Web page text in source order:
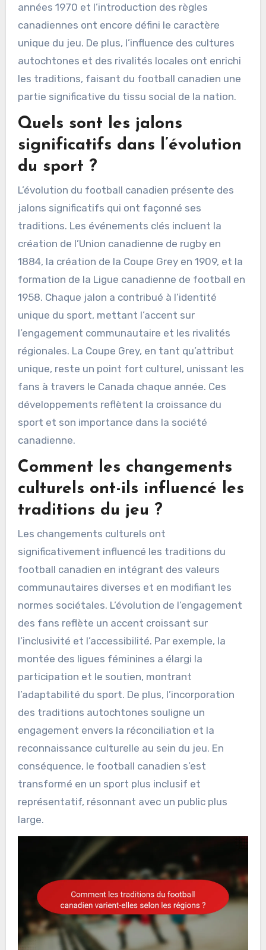
années 1970 et l’introduction des règles
canadiennes ont encore défini le caractère
unique du jeu. De plus, l’influence des cultures
autochtones et des rivalités locales ont enrichi
les traditions, faisant du football canadien une
partie significative du tissu social de la nation.
Quels sont les jalons
significatifs dans l’évolution
du sport ?
L’évolution du football canadien présente des
jalons significatifs qui ont façonné ses
traditions. Les événements clés incluent la
création de l’Union canadienne de rugby en
1884, la création de la Coupe Grey en 1909, et la
formation de la Ligue canadienne de football en
1958. Chaque jalon a contribué à l’identité
unique du sport, mettant l’accent sur
l’engagement communautaire et les rivalités
régionales. La Coupe Grey, en tant qu’attribut
unique, reste un point fort culturel, unissant les
fans à travers le Canada chaque année. Ces
développements reflètent la croissance du
sport et son importance dans la société
canadienne.
Comment les changements
culturels ont-ils influencé les
traditions du jeu ?
Les changements culturels ont
significativement influencé les traditions du
football canadien en intégrant des valeurs
communautaires diverses et en modifiant les
normes sociétales. L’évolution de l’engagement
des fans reflète un accent croissant sur
l’inclusivité et l’accessibilité. Par exemple, la
montée des ligues féminines a élargi la
participation et le soutien, montrant
l’adaptabilité du sport. De plus, l’incorporation
des traditions autochtones souligne un
engagement envers la réconciliation et la
reconnaissance culturelle au sein du jeu. En
conséquence, le football canadien s’est
transformé en un sport plus inclusif et
représentatif, résonnant avec un public plus
large.